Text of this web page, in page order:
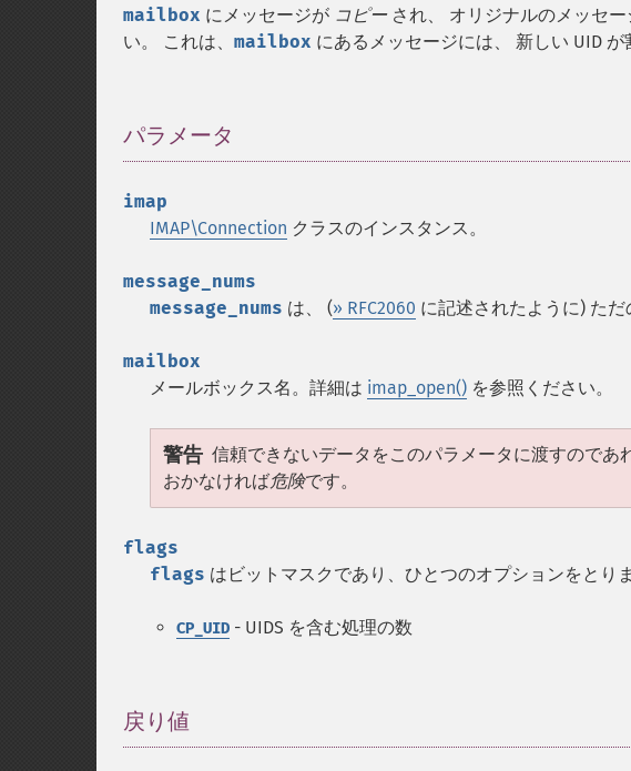
mailbox にメッセージが コピーされ、 オリジナルのメッセ
い。 これは、 mailbox にあるメッセージには、 新しい UID が
パラメータ
imap
IMAP\Connection クラスのインスタンス。
message_nums
message_nums は、 (» RFC2060 に記述されたように) た
mailbox
メールボックス名。詳細は imap_open() を参照ください。
警告 信頼できないデータをこのパラメータに渡すのであ
おかなければ危険です。
flags
flags はビットマスクであり、ひとつのオプションをとりま
CP_UID - UIDS を含む処理の数
戻り値